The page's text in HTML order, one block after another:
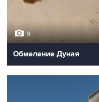
9
Обмеление Дуная